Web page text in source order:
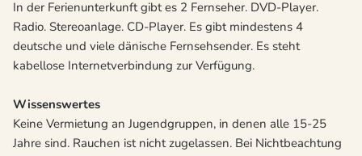
In der Ferienunterkunft gibt es 2 Fernseher. DVD-Player.
Radio. Stereoanlage. CD-Player. Es gibt mindestens 4
deutsche und viele dänische Fernsehsender. Es steht
kabellose Internetverbindung zur Verfügung.
Wissenswertes
Keine Vermietung an Jugendgruppen, in denen alle 15-25
Jahre sind. Rauchen ist nicht zugelassen. Bei Nichtbeachtung